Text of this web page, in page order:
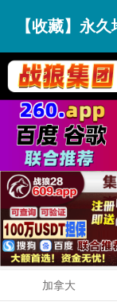
【收藏】永
加拿大